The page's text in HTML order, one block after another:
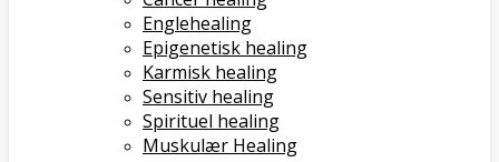
Englehealing
Epigenetisk healing
Karmisk healing
Sensitiv healing
Spirituel healing
Muskulær Healing